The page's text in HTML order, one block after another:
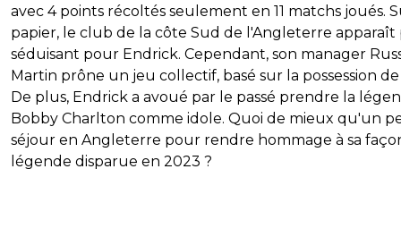
avec 4 points récoltés seulement en 11 matchs joués.
papier, le club de la côte Sud de l'Angleterre apparaît
séduisant pour Endrick. Cependant, son manager
Martin prône un jeu collectif, basé sur la possession
De plus, Endrick a avoué par le passé prendre la
Bobby Charlton comme idole. Quoi de mieux qu'un
séjour en Angleterre pour rendre hommage à sa
légende disparue en 2023 ?